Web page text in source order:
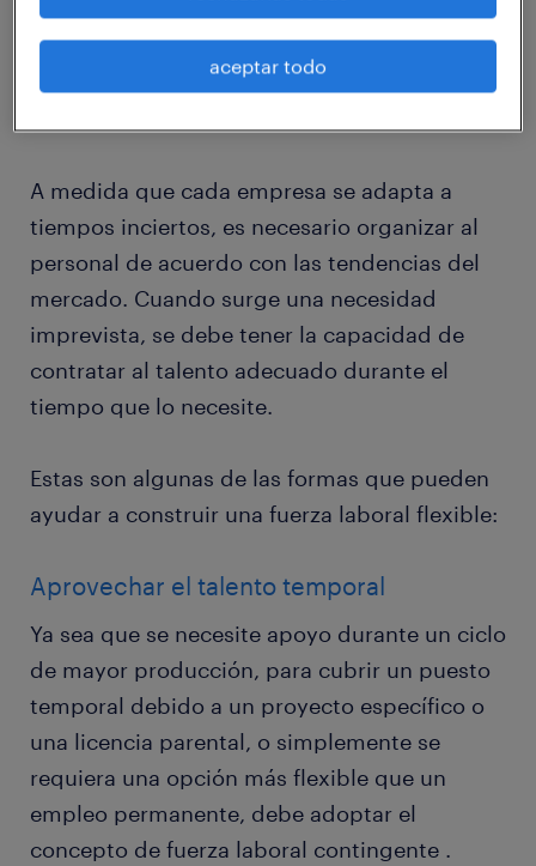
entre el trabajo y la vida personal es ahora la
máxima prioridad para el talento, lo que
presenta un desafío adicional para los
A medida que cada empresa se adapta a
tiempos inciertos, es necesario organizar al
personal de acuerdo con las tendencias del
mercado. Cuando surge una necesidad
imprevista, se debe tener la capacidad de
contratar al talento adecuado durante el
tiempo que lo necesite.
Estas son algunas de las formas que pueden
ayudar a construir una fuerza laboral flexible:
Aprovechar el talento temporal
Ya sea que se necesite apoyo durante un ciclo
de mayor producción, para cubrir un puesto
temporal debido a un proyecto específico o
una licencia parental, o simplemente se
requiera una opción más flexible que un
empleo permanente, debe adoptar el
concepto de fuerza laboral contingente .
aceptar todo